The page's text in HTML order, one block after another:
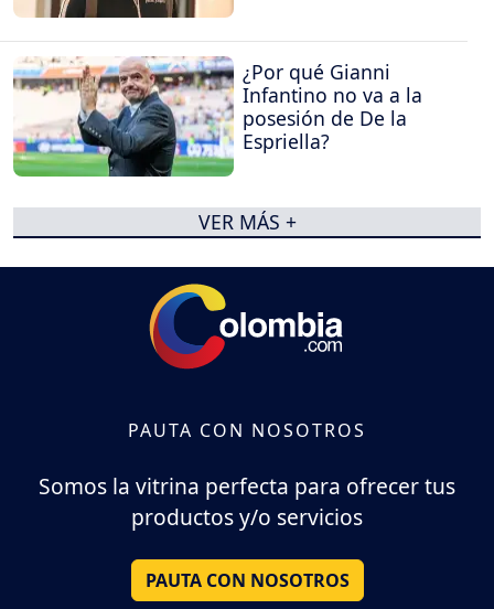
¿Por qué Gianni
Infantino no va a la
posesión de De la
Espriella?
VER MÁS +
PAUTA CON NOSOTROS
Somos la vitrina perfecta para ofrecer tus
productos y/o servicios
PAUTA CON NOSOTROS